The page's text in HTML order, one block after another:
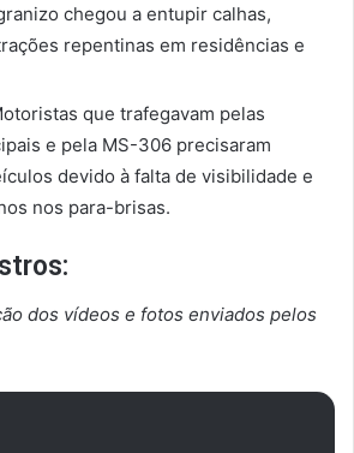
chegou a entupir calhas,
repentinas em residências e
que trafegavam pelas
e pela MS-306 precisaram
devido à falta de visibilidade e
nos para-brisas.
dos vídeos e fotos enviados pelos